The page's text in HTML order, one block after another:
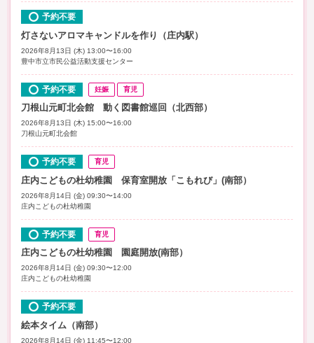
予約不要
灯さないアロマキャンドルを作り（庄内駅）
2026年8月13日 (木) 13:00〜16:00
豊中市立市民公益活動支援センター
予約不要 妊娠 育児
刀根山元町北会館 動く図書館巡回（北西部）
2026年8月13日 (木) 15:00〜16:00
刀根山元町北会館
予約不要 育児
庄内こどもの杜幼稚園 保育室開放「こもれび」(南部）
2026年8月14日 (金) 09:30〜14:00
庄内こどもの杜幼稚園
予約不要 育児
庄内こどもの杜幼稚園 園庭開放(南部）
2026年8月14日 (金) 09:30〜12:00
庄内こどもの杜幼稚園
予約不要
絵本タイム（南部）
2026年8月14日 (金) 11:45〜12:00